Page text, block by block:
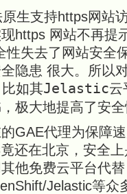
原生支持https网站
https 网站不再提
性失去了网站安全
隐患 很大。所以
如其Jelastic云
极大地提高了安
的GAE代理为保障
还在北京，安全
他免费云平台代
Jelastic等众